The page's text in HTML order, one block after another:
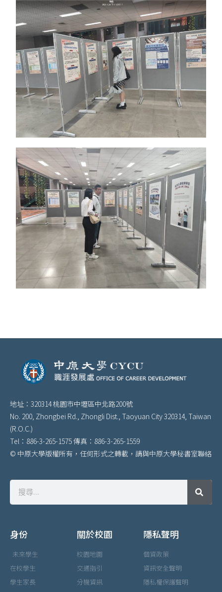
地址：320314 桃園市中壢區中北路200號
No. 200, Zhongbei Rd., Zhongli Dist., Taoyuan City 320314, Taiwan
(R.O.C.)
Tel：886-3-265-1575 傳真：886-3-265-1559
© 中原大學版權所有，任何形式之轉載，請與中原大學秘書室聯絡
身份
未來學生
在校學生
學生家長
關於校園
校園地圖
交通指引
分機資訊
隱私聲明
個資政策
資訊安全聲明
隱私權保護聲明